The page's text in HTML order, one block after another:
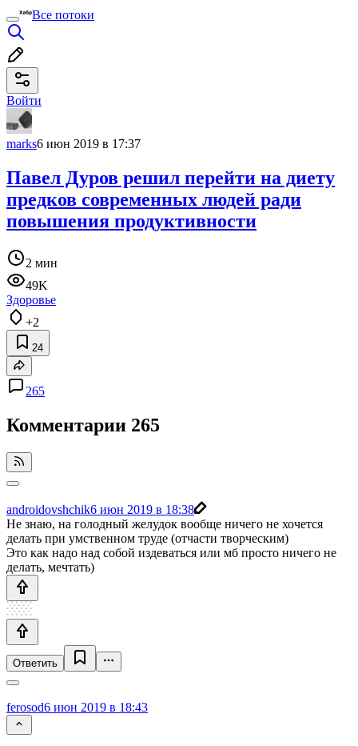
Все потоки
Войти
marks6 июн 2019 в 17:37
Павел Дуров решил перейти на диету
предков современных людей ради
повышения продуктивности
2 мин
49K
Здоровье
+2
24
265
Комментарии 265
androidovshchik6 июн 2019 в 18:38
Не знаю, на голодный желудок вообще ничего не хочется
делать при умственном труде (отчасти творческим)
Это как надо над собой издеваться или мб просто ничего не
делать, мечтать)
Ответить
ferosod6 июн 2019 в 18:43